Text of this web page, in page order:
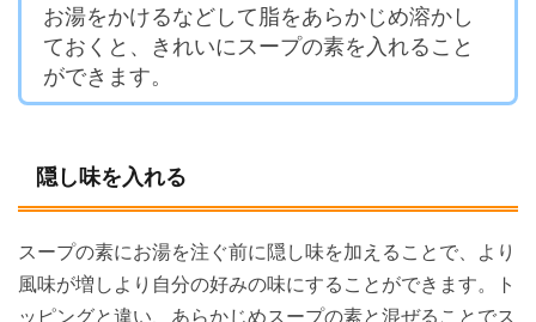
お湯をかけるなどして脂をあらかじめ溶かし
ておくと、きれいにスープの素を入れること
ができます。
隠し味を入れる
スープの素にお湯を注ぐ前に隠し味を加えることで、より
風味が増しより自分の好みの味にすることができます。ト
ッピングと違い、あらかじめスープの素と混ぜることでス